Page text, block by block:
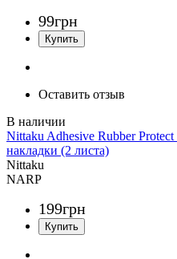
99грн
Оставить отзыв
Nittaku Adhesive Rubber
накладки (2 листа)
Nittaku
NARP
199грн